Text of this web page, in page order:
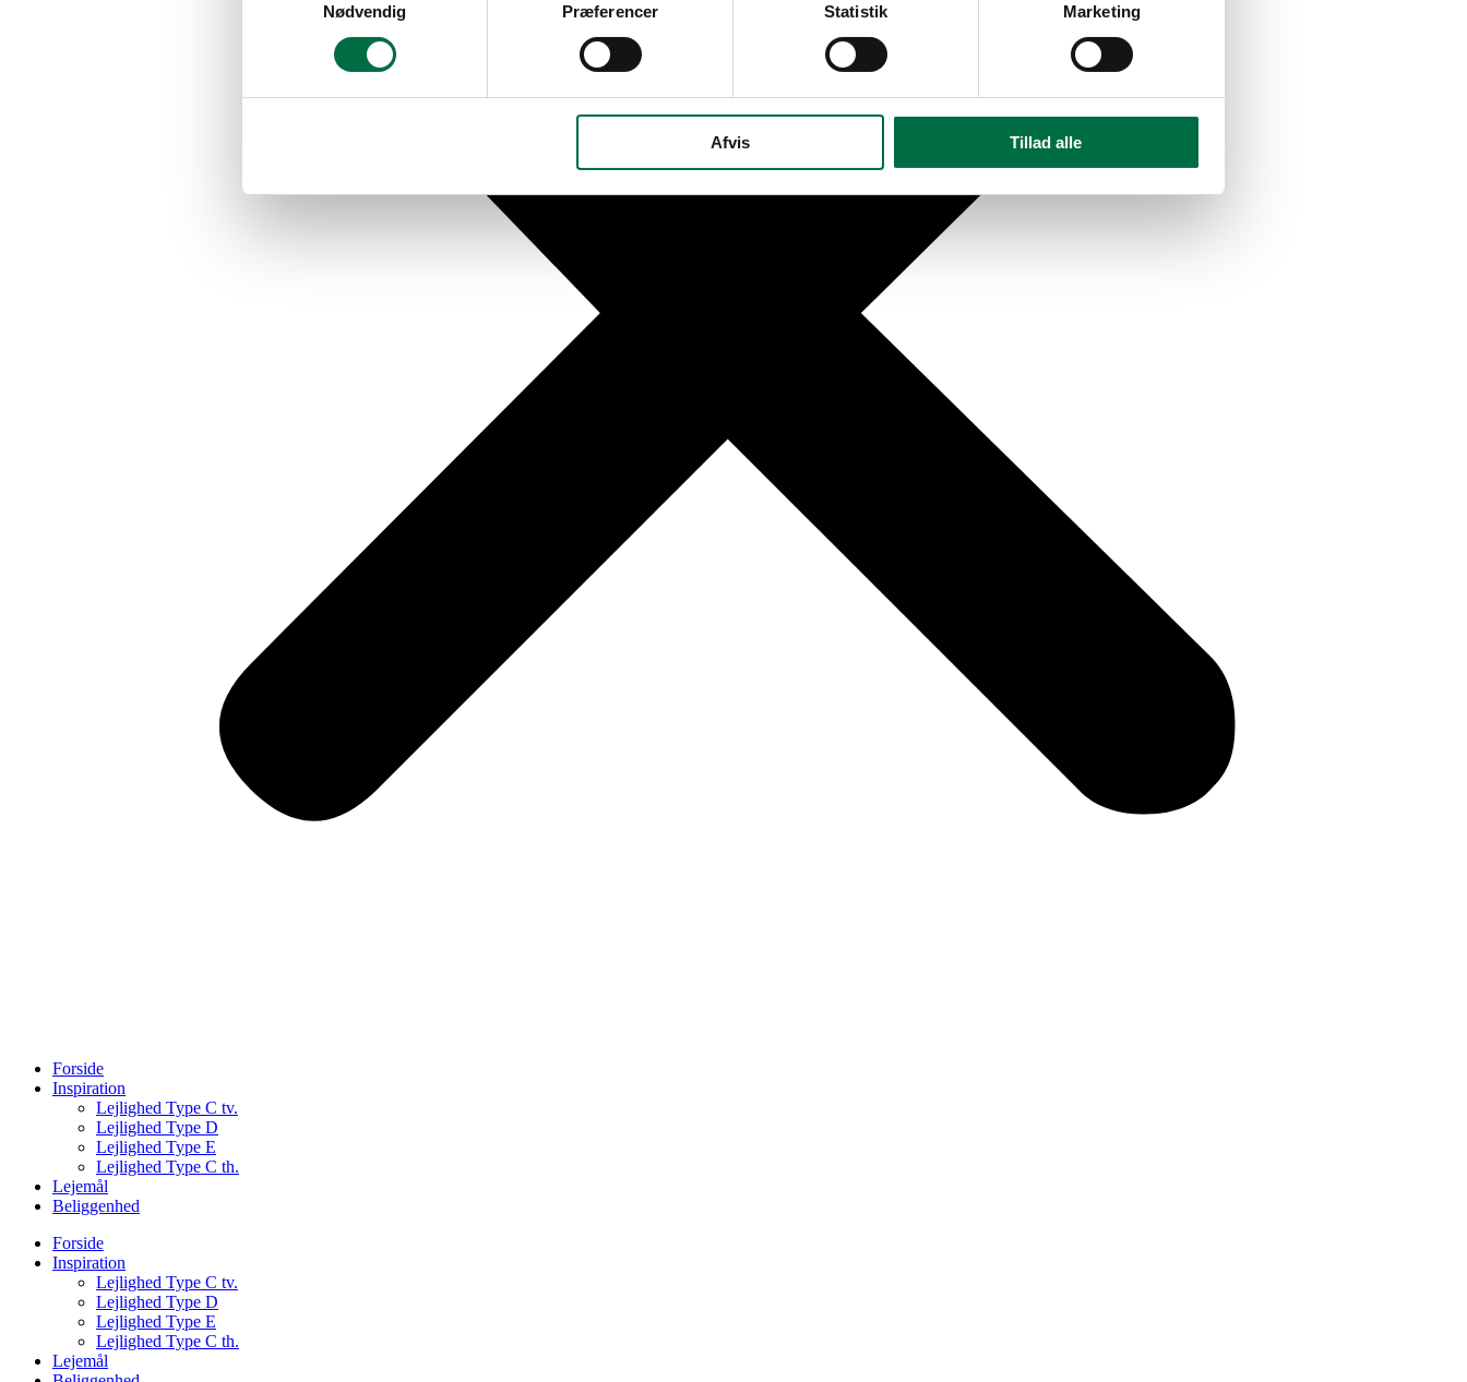
Nødvendig
Præferencer Statistik Marketing
Afvis Tillad alle
Forside
Inspiration
Lejlighed Type C tv.
Lejlighed Type D
Lejlighed Type E
Lejlighed Type C th.
Lejemål
Beliggenhed
Forside
Inspiration
Lejlighed Type C tv.
Lejlighed Type D
Lejlighed Type E
Lejlighed Type C th.
Lejemål